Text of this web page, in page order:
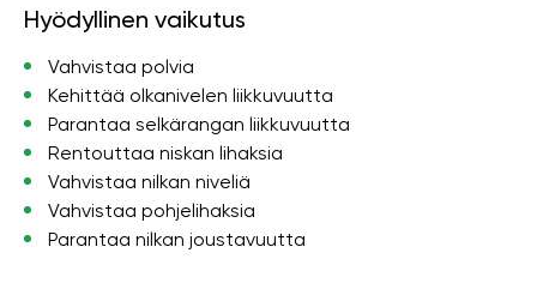
Hyödyllinen vaikutus
Vahvistaa polvia
Kehittää olkanivelen liikkuvuutta
Parantaa selkärangan liikkuvuutta
Rentouttaa niskan lihaksia
Vahvistaa nilkan niveliä
Vahvistaa pohjelihaksia
Parantaa nilkan joustavuutta